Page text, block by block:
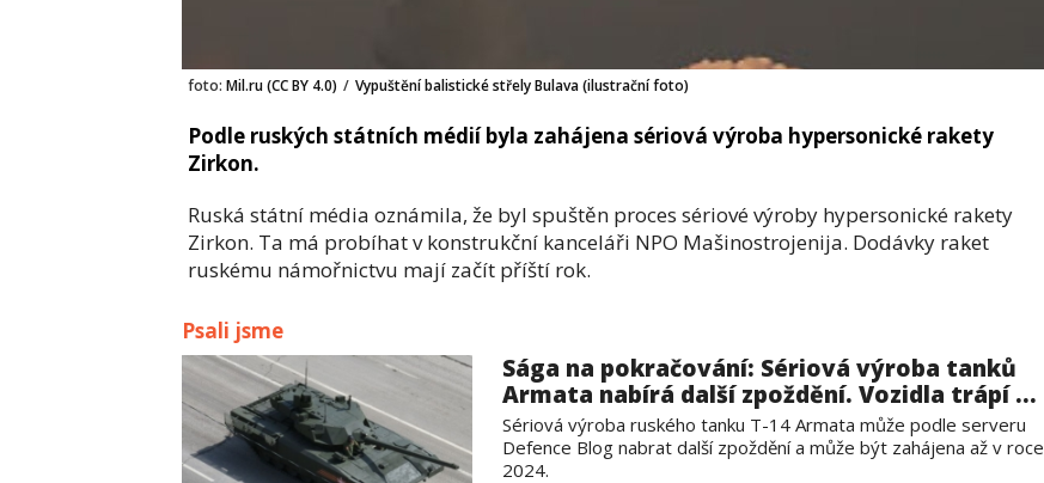
foto: Mil.ru (CC BY 4.0) / Vypuštění balistické střely Bulava (ilustrační foto)
Podle ruských státních médií byla zahájena sériová výroba hypersonické rakety
Zirkon.
Ruská státní média oznámila, že byl spuštěn proces sériové výroby hypersonické rakety
Zirkon. Ta má probíhat v konstrukční kanceláři NPO Mašinostrojenija. Dodávky raket
ruskému námořnictvu mají začít příští rok.
Psali jsme
Sága na pokračování: Sériová výroba tanků
Armata nabírá další zpoždění. Vozidla trápí ...
Sériová výroba ruského tanku T-14 Armata může podle serveru
Defence Blog nabrat další zpoždění a může být zahájena až v roce
2024.